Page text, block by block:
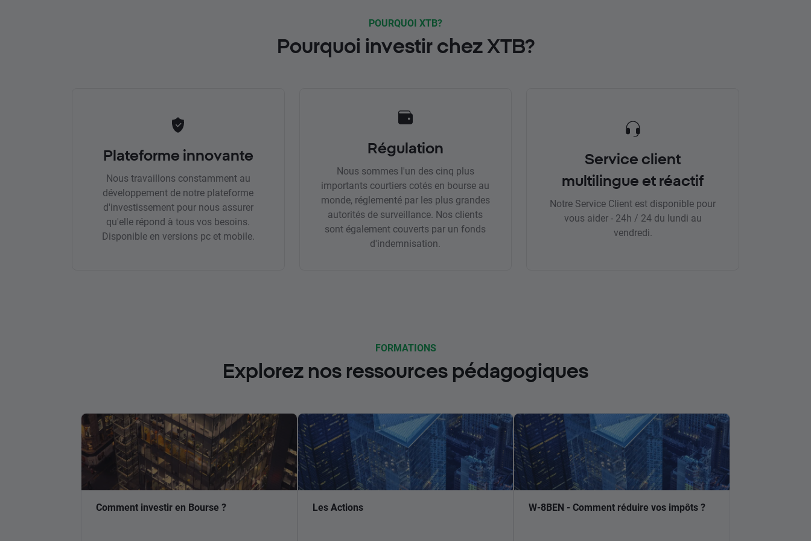
POURQUOI XTB?
Pourquoi investir chez XTB?
Plateforme innovante
Nous travaillons constamment au
développement de notre plateforme
d'investissement pour nous assurer
qu'elle répond à tous vos besoins.
Disponible en versions pc et mobile.
Régulation
Nous sommes l'un des cinq plus
importants courtiers cotés en bourse au
monde, réglementé par les plus grandes
autorités de surveillance. Nos clients
sont également couverts par un fonds
d'indemnisation.
Service client
multilingue et réactif
Notre Service Client est disponible pour
vous aider - 24h / 24 du lundi au
vendredi.
FORMATIONS
Explorez nos ressources pédagogiques
Comment investir en Bourse ? Les Actions W-8BEN - Comment réduire vos impôts ?